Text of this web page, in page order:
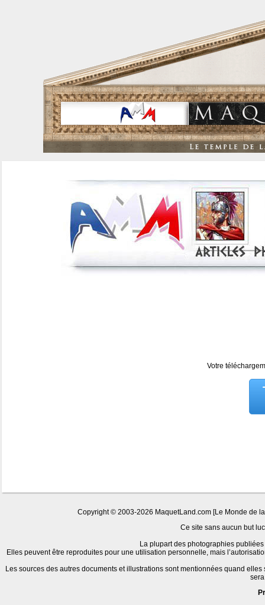
Votre
Copyright © 2003-2026 MaquetLand.com [Le Monde de
Ce site sans aucun but
La plupart des photographies
Elles peuvent être reproduites pour une utilisation personnelle, mais
Les sources des autres documents et illustrations sont mentionnées quand